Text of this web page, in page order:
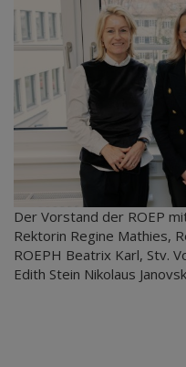
Der Vorstand der ROEP
Rektorin Regine Mathies,
ROEPH Beatrix Karl, Stv.
Edith Stein Nikolaus